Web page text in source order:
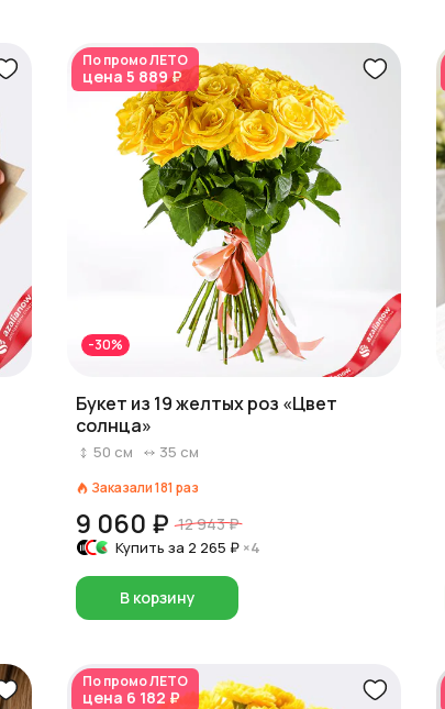
По промоЛЕТО
цена 5 889 ₽
-30%
Букет из 19 желтых роз «Цвет
солнца»
50 см 35 см
Заказали181 раз
9 060 ₽ 12 943 ₽
Купить за 2 265 ₽ ×4
В корзину
По промоЛЕТО
цена 6 182 ₽